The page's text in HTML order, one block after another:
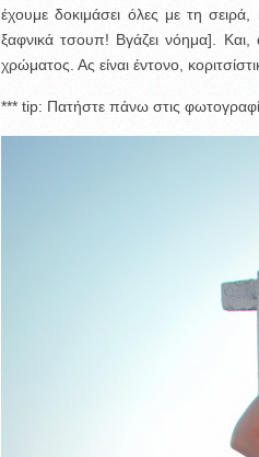
έχουμε δοκιμάσει όλες με τη
ξαφνικά τσουπ! Βγάζει νόημα].
χρώματος. Ας είναι έντονο,
*** tip: Πατήστε πάνω στις